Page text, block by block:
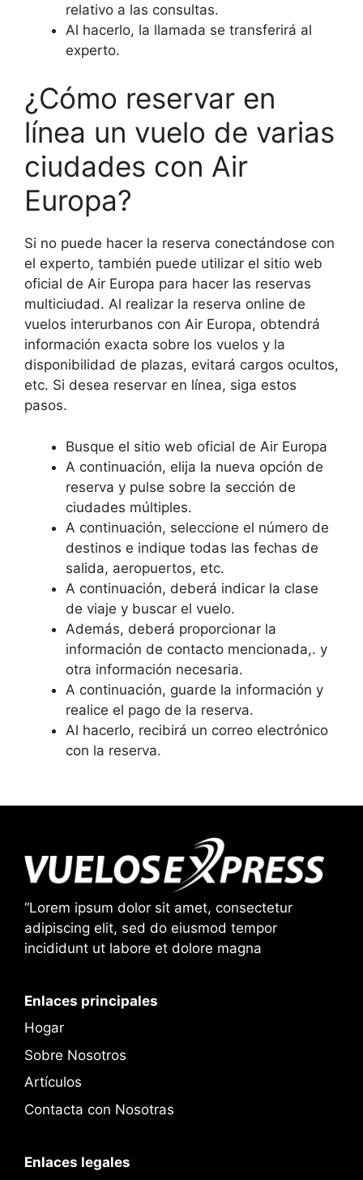
relativo a las consultas.
Al hacerlo, la llamada se transferirá al
experto.
¿Cómo reservar en
línea un vuelo de varias
ciudades con Air
Europa?
Si no puede hacer la reserva conectándose con
el experto, también puede utilizar el sitio web
oficial de Air Europa para hacer las reservas
multiciudad. Al realizar la reserva online de
vuelos interurbanos con Air Europa, obtendrá
información exacta sobre los vuelos y la
disponibilidad de plazas, evitará cargos ocultos,
etc. Si desea reservar en línea, siga estos
pasos.
Busque el sitio web oficial de Air Europa
A continuación, elija la nueva opción de
reserva y pulse sobre la sección de
ciudades múltiples.
A continuación, seleccione el número de
destinos e indique todas las fechas de
salida, aeropuertos, etc.
A continuación, deberá indicar la clase
de viaje y buscar el vuelo.
Además, deberá proporcionar la
información de contacto mencionada,. y
otra información necesaria.
A continuación, guarde la información y
realice el pago de la reserva.
Al hacerlo, recibirá un correo electrónico
con la reserva.
“Lorem ipsum dolor sit amet, consectetur
adipiscing elit, sed do eiusmod tempor
incididunt ut labore et dolore magna
Enlaces principales
Hogar
Sobre Nosotros
Artículos
Contacta con Nosotras
Enlaces legales